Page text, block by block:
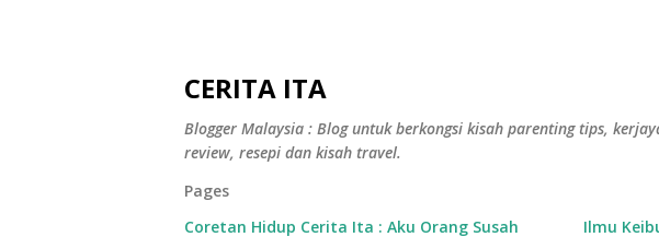
CERITA ITA
Blogger Malaysia : Blog untuk berkongsi kisah parenting tips,
review, resepi dan kisah travel.
Pages
Coretan Hidup Cerita Ita : Aku Orang Susah
Ilmu